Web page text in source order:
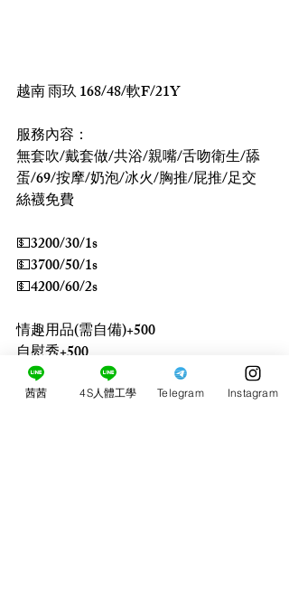
越南 雨玖 168/48/軟F/21Y
服務內容：
無套吹/戴套做/共浴/親嘴/舌吻衛生/舔
蛋/69/按摩/奶泡/冰火/胸推/屁推/足交
絲襪免費
💵3200/30/1s
💵3700/50/1s
💵4200/60/2s
情趣用品(需自備)+500
自慰秀+500
顏射+500
買2送1s
茜茜 4S人體工學 Telegram Instagram